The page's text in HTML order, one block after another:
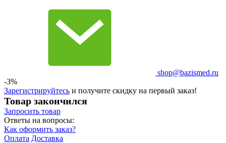
shop@bazismed.ru
-3%
Зарегистрируйтесь и получите скидку на первый заказ!
Товар закончился
Запросить товар
Ответы на вопросы:
Как оформить заказ?
Оплата Доставка